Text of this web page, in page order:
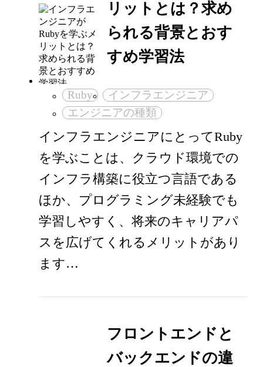
リットとは？求め
られる背景とおす
すめ学習法
Ruby
インフラエンジニア
エンジニアの種類
インフラエンジニアにとってRuby
を学ぶことは、クラウド環境での
インフラ構築に役立つ言語である
ほか、プログラミング未経験でも
学習しやすく、将来のキャリアパ
スを広げてくれるメリットがあり
ます…
フロントエンドと
バックエンドの違